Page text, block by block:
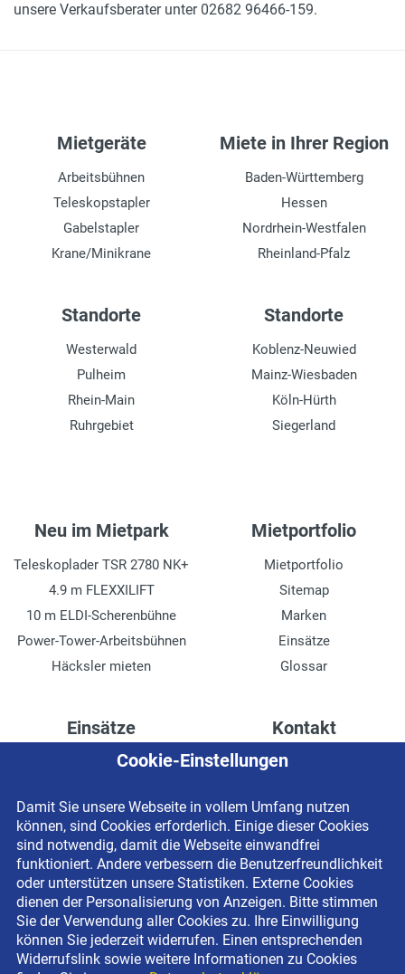
unsere Verkaufsberater unter 02682 96466-159.
Mietgeräte
Arbeitsbühnen
Teleskopstapler
Gabelstapler
Krane/Minikrane
Miete in Ihrer Region
Baden-Württemberg
Hessen
Nordrhein-Westfalen
Rheinland-Pfalz
Standorte
Westerwald
Pulheim
Rhein-Main
Ruhrgebiet
Standorte
Koblenz-Neuwied
Mainz-Wiesbaden
Köln-Hürth
Siegerland
Neu im Mietpark
Teleskoplader TSR 2780 NK+
4.9 m FLEXXILIFT
10 m ELDI-Scherenbühne
Power-Tower-Arbeitsbühnen
Häcksler mieten
Mietportfolio
Mietportfolio
Sitemap
Marken
Einsätze
Glossar
Einsätze
Höhenzugang für
Drainage verlegen
Fassadenreinigung
Terrasse anlegen
Ladenbau
Kontakt
Kontaktformular
Impressum
Datenschutzerklärung
Newsletter-Anmeldung
Cookie-Einstellungen
Damit Sie unsere Webseite in vollem Umfang nutzen
können, sind Cookies erforderlich. Einige dieser Cookies
sind notwendig, damit die Webseite einwandfrei
funktioniert. Andere verbessern die Benutzerfreundlichkeit
oder unterstützen unsere Statistiken. Externe Cookies
dienen der Personalisierung von Anzeigen. Bitte stimmen
Sie der Verwendung aller Cookies zu. Ihre Einwilligung
können Sie jederzeit widerrufen. Einen entsprechenden
Widerrufslink sowie weitere Informationen zu Cookies